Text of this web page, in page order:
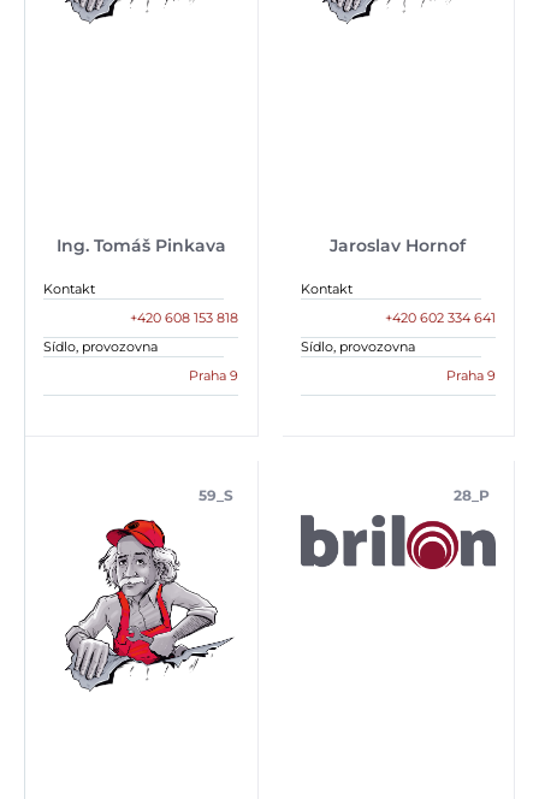
Ing. Tomáš Pinkava
Kontakt
+420 608 153 818
Sídlo, provozovna
Praha 9
Jaroslav Hornof
Kontakt
+420 602 334 641
Sídlo, provozovna
Praha 9
59_S 28_P